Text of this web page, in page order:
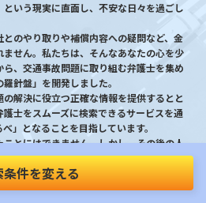
条件を変える
いう現実に直面し、不安な日々を過ごし
のやり取りや補償内容への疑問など、金
せん。私たちは、そんなあなたの心を少
、交通事故問題に取り組む弁護士を集め
針盤」を開発しました。
解決に役立つ正確な情報を提供するとと
士をスムーズに検索できるサービスを通
」となることを目指しています。
ことにはできません。しかし、その後の人
いくために、頼れる専門家と共に進んで
の未来を拓く一助となれば幸いです。